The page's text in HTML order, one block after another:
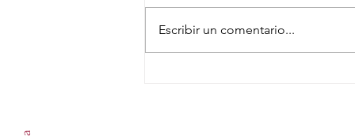
Escribir un comentario...